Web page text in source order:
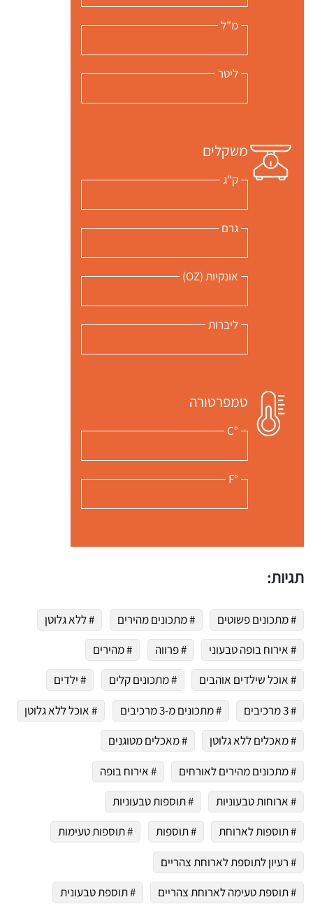
מ"ל
ליטר
משקלים
ק"ג
גרם
אונקיות (OZ)
ליברות
טמפרטורה
°C
°F
תגיות:
# מתכונים פשוטים # מתכונים מהירים
# ללא גלוטן
# אירוח בופה טבעוני
# פרווה
# מהירים
# אוכל שילדים אוהבים
# מתכונים קלים
# ילדים
# 3 מרכיבים
# מתכונים מ-3 מרכיבים
# אוכל ללא גלוטן
# מאכלים ללא גלוטן
# מאכלים מטוגנים
# מתכונים מהירים לאורחים
# אירוח בופה
# ארוחות טבעוניות
# תוספות טבעוניות
# תוספות לארוחת
# תוספות
# תוספות טעימות
# רעיון לתוספת לארוחת צהריים
# תוספת טעימה לארוחת צהריים
# תוספת טבעונית